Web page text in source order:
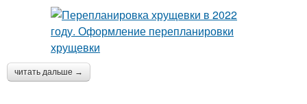
читать дальше →